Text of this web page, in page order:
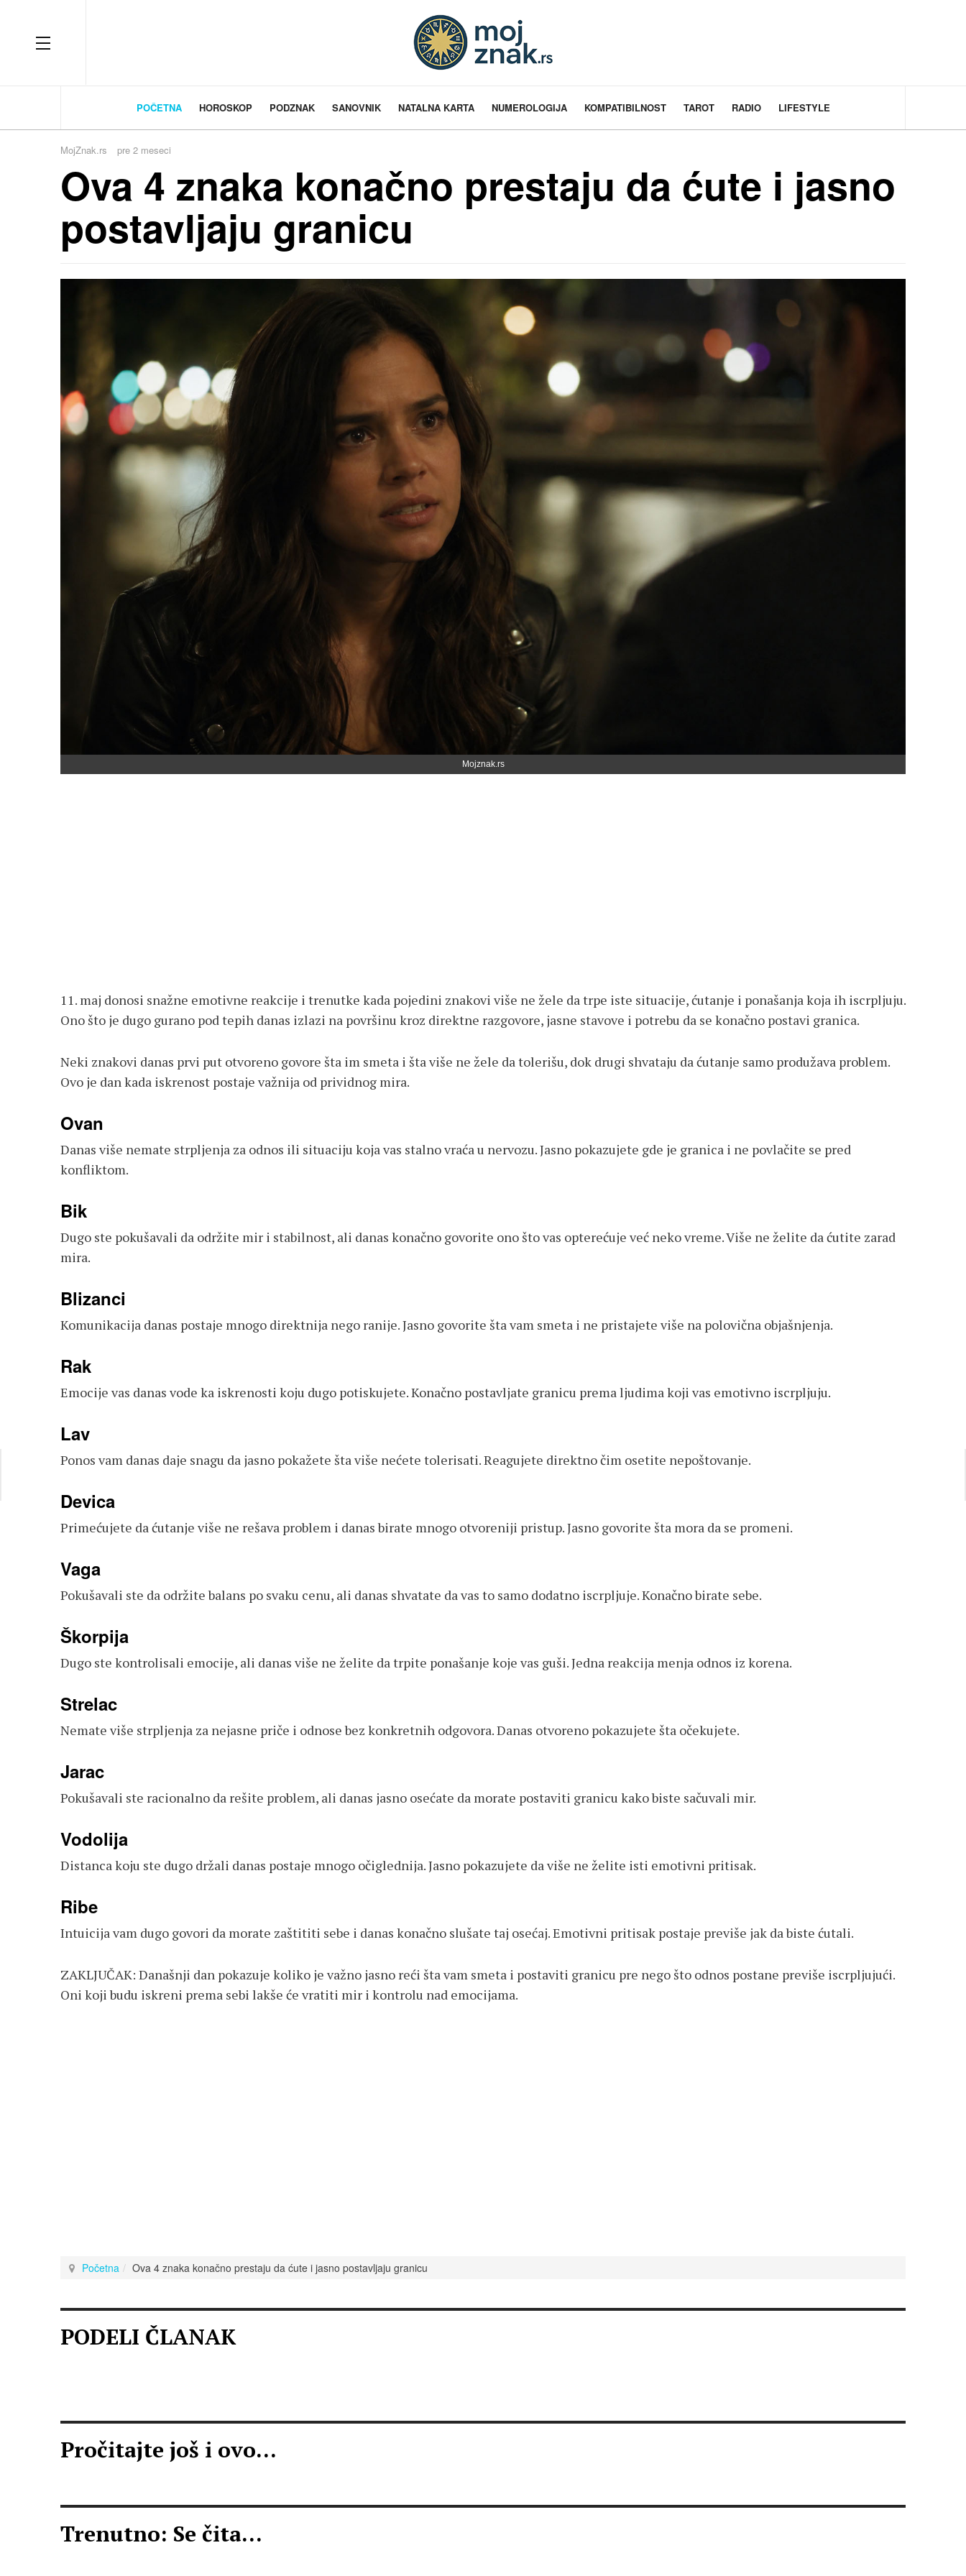
OFF CANVAS
POČETNA HOROSKOP PODZNAK SANOVNIK NATALNA KARTA NUMEROLOGIJA KOMPATIBILNOST TAROT RADIO LIFESTYLE
MojZnak.rs pre 2 meseci
Ova 4 znaka konačno prestaju da ćute i jasno
postavljaju granicu
Mojznak.rs
11. maj donosi snažne emotivne reakcije i trenutke kada pojedini znakovi više ne žele da trpe iste situacije, ćutanje i ponašanja koja ih iscrpljuju.
Ono što je dugo gurano pod tepih danas izlazi na površinu kroz direktne razgovore, jasne stavove i potrebu da se konačno postavi granica.
Neki znakovi danas prvi put otvoreno govore šta im smeta i šta više ne žele da tolerišu, dok drugi shvataju da ćutanje samo produžava problem.
Ovo je dan kada iskrenost postaje važnija od prividnog mira.
Ovan
Danas više nemate strpljenja za odnos ili situaciju koja vas stalno vraća u nervozu. Jasno pokazujete gde je granica i ne povlačite se pred
konfliktom.
Bik
Dugo ste pokušavali da održite mir i stabilnost, ali danas konačno govorite ono što vas opterećuje već neko vreme. Više ne želite da ćutite zarad
mira.
Blizanci
Komunikacija danas postaje mnogo direktnija nego ranije. Jasno govorite šta vam smeta i ne pristajete više na polovična objašnjenja.
Rak
Emocije vas danas vode ka iskrenosti koju dugo potiskujete. Konačno postavljate granicu prema ljudima koji vas emotivno iscrpljuju.
Lav
Ponos vam danas daje snagu da jasno pokažete šta više nećete tolerisati. Reagujete direktno čim osetite nepoštovanje.
Devica
Primećujete da ćutanje više ne rešava problem i danas birate mnogo otvoreniji pristup. Jasno govorite šta mora da se promeni.
Vaga
Pokušavali ste da održite balans po svaku cenu, ali danas shvatate da vas to samo dodatno iscrpljuje. Konačno birate sebe.
Škorpija
Dugo ste kontrolisali emocije, ali danas više ne želite da trpite ponašanje koje vas guši. Jedna reakcija menja odnos iz korena.
Strelac
Nemate više strpljenja za nejasne priče i odnose bez konkretnih odgovora. Danas otvoreno pokazujete šta očekujete.
Jarac
Pokušavali ste racionalno da rešite problem, ali danas jasno osećate da morate postaviti granicu kako biste sačuvali mir.
Vodolija
Distanca koju ste dugo držali danas postaje mnogo očiglednija. Jasno pokazujete da više ne želite isti emotivni pritisak.
Ribe
Intuicija vam dugo govori da morate zaštititi sebe i danas konačno slušate taj osećaj. Emotivni pritisak postaje previše jak da biste ćutali.
ZAKLJUČAK: Današnji dan pokazuje koliko je važno jasno reći šta vam smeta i postaviti granicu pre nego što odnos postane previše iscrpljujući.
Oni koji budu iskreni prema sebi lakše će vratiti mir i kontrolu nad emocijama.
Početna Ova 4 znaka konačno prestaju da ćute i jasno postavljaju granicu
PODELI ČLANAK
Pročitajte još i ovo...
Trenutno: Se čita...